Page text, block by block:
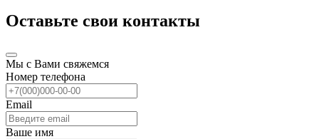
Оставьте свои контакты
Мы с Вами свяжемся
Номер телефона
Email
Ваше имя